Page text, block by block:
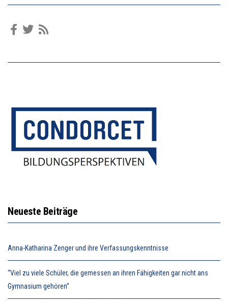
Neueste Beiträge
Anna-Katharina Zenger und ihre Verfassungskenntnisse
“Viel zu viele Schüler, die gemessen an ihren Fähigkeiten gar nicht ans
Gymnasium gehören”